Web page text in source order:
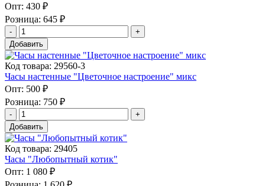
Опт: 430 ₽
Розница: 645 ₽
Добавить
Код товара: 29560-3
Часы настенные "Цветочное настроение" микс
Опт: 500 ₽
Розница: 750 ₽
Добавить
Код товара: 29405
Часы "Любопытный котик"
Опт: 1 080 ₽